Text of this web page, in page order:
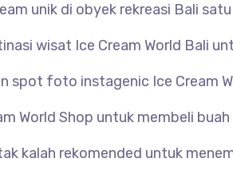
unik di obyek rekreasi Bali
wisat Ice Cream World Bali
spot foto instagenic Ice Cream
World Shop untuk membeli
kalah rekomended untuk